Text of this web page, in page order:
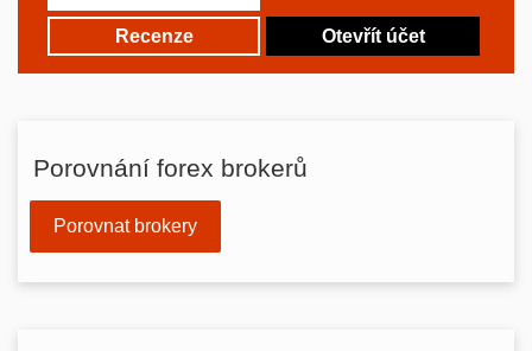
Recenze Otevřít účet
Porovnání forex brokerů
Porovnat brokery